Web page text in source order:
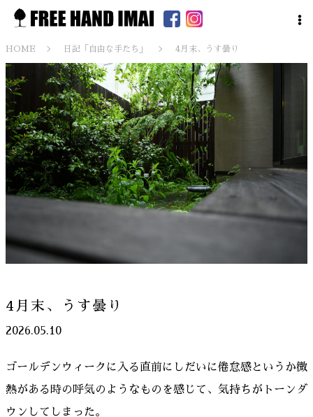
HOME 日記「自由な手たち」 4月末、うす曇り
4月末、うす曇り
2026.05.10
ゴールデンウィークに入る直前にしだいに倦怠感というか微
熱がある時の呼気のようなものを感じて、気持ちがトーンダ
ウンしてしまった。